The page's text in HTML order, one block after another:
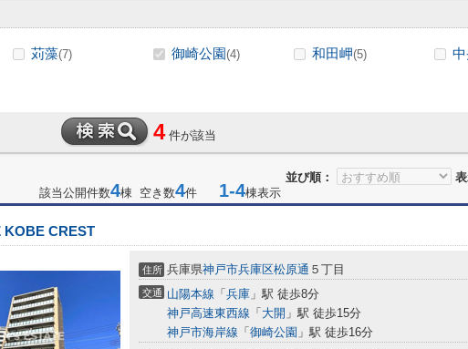
苅藻(7) 御崎公園(4) 和田岬(5)
4 件が該当
並び順：
該当公開件数4棟 空き数4件 1-4棟表示
KOBE CREST
住所 兵庫県神戸市兵庫区松原通 ５丁目
交通 山陽本線 「 兵庫 」駅 徒歩8分
神戸高速東西線 「 大開 」駅 徒歩15分
神戸市海岸線 「 御崎公園 」駅 徒歩16分